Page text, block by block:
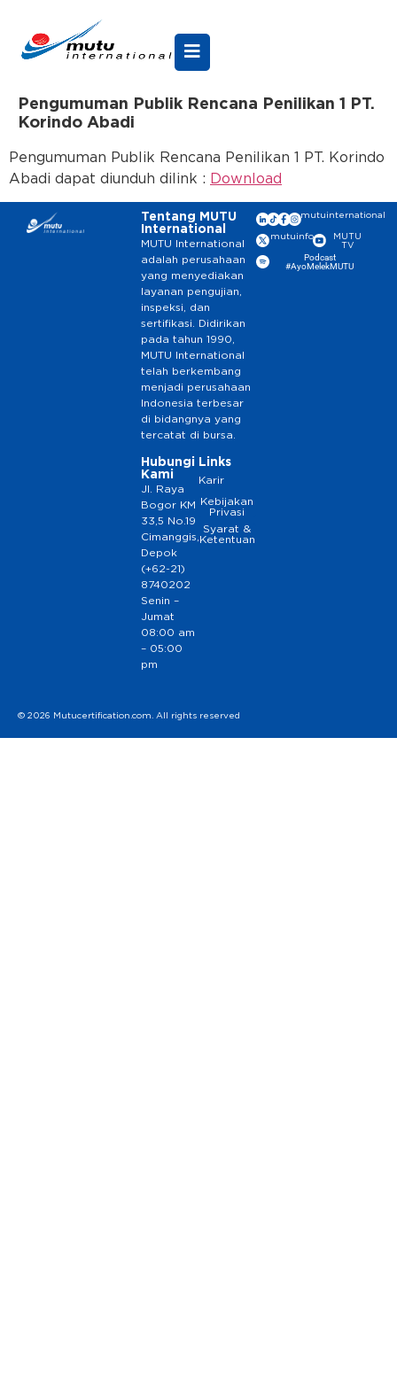
Pengumuman Publik Rencana Penilikan 1 PT.
Korindo Abadi
Pengumuman Publik Rencana Penilikan 1 PT. Korindo
Abadi dapat diunduh dilink : Download
Tentang MUTU
International
MUTU International
adalah perusahaan
yang menyediakan
layanan pengujian,
inspeksi, dan
sertifikasi. Didirikan
pada tahun 1990,
MUTU International
telah berkembang
menjadi perusahaan
Indonesia terbesar
di bidangnya yang
tercatat di bursa.
Hubungi
Kami
Jl. Raya
Bogor KM
33,5 No.19
Cimanggis,
Depok
(+62-21)
8740202
Senin –
Jumat
08:00 am
– 05:00
pm
Links
Karir
Kebijakan
Privasi
Syarat &
Ketentuan
mutuinternational
mutuinfo
MUTU
TV
Podcast
#AyoMelekMUTU
© 2026 Mutucertification.com. All rights reserved